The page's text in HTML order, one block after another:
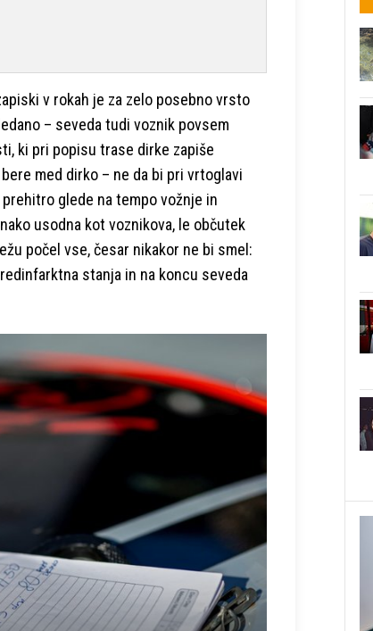
v rokah je za zelo posebno vrsto
– seveda tudi voznik povsem
ki pri popisu trase dirke zapiše
med dirko – ne da bi pri vrtoglavi
glede na tempo vožnje in
usodna kot voznikova, le občutek
počel vse, česar nikakor ne bi smel:
stanja in na koncu seveda